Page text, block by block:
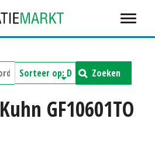
Zoeken
Kuhn GF10601TO